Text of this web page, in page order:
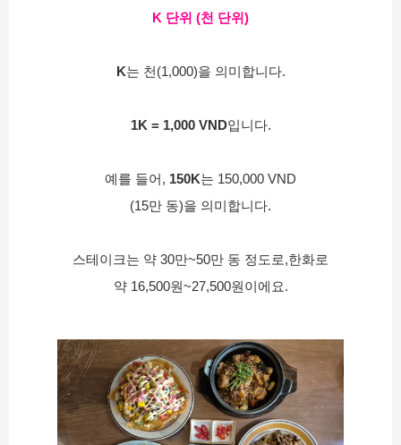
K 단위 (천 단위)
K는 천(1,000)을 의미합니다.
1K = 1,000 VND입니다.
예를 들어, 150K는 150,000 VND
(15만 동)을 의미합니다.
스테이크는 약 30만~50만 동 정도로,한화로
약 16,500원~27,500원이에요.